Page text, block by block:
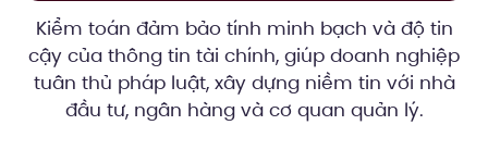
Kiểm toán đảm bảo tính minh bạch và độ tin
cậy của thông tin tài chính, giúp doanh nghiệp
tuân thủ pháp luật, xây dựng niềm tin với nhà
đầu tư, ngân hàng và cơ quan quản lý.